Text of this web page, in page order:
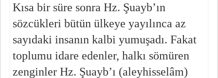
Kısa bir süre sonra Hz. Şuayb’ın
sözcükleri bütün ülkeye yayılınca az
sayıdaki insanın kalbi yumuşadı. Fakat
toplumu idare edenler, halkı sömüren
zenginler Hz. Şuayb’ı (aleyhisselâm)